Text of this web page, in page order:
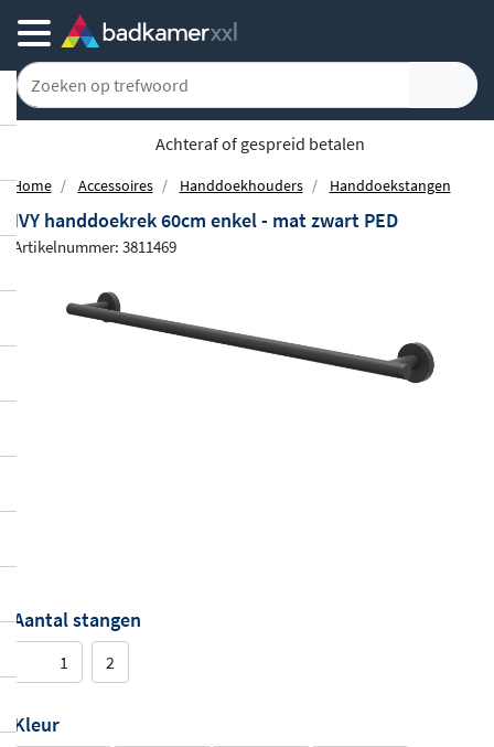
Achteraf of gespreid betalen
Home Accessoires Handdoekhouders Handdoekstangen
IVY handdoekrek 60cm enkel - mat zwart PED
Artikelnummer: 3811469
Aantal stangen
1 2
Kleur